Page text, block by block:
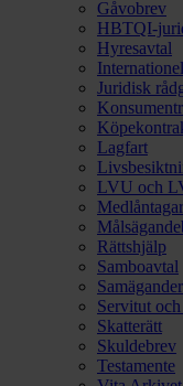
Gåvobrev
HBTQI-
Hyresavtal
Juridisk
Lagfart
LVU och
Rättshjälp
Samboavtal
Servitut
Skatterätt
Skuldebrev
Testamente